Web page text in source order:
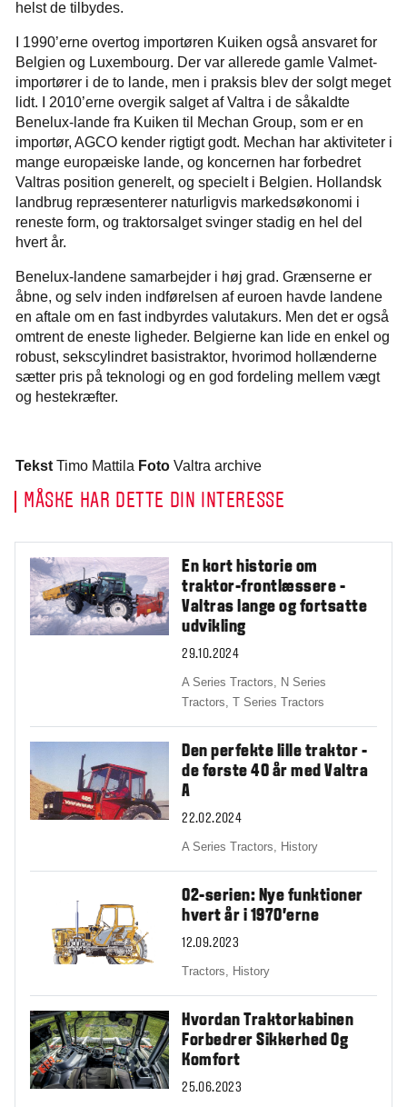
helst de tilbydes.
I 1990’erne overtog importøren Kuiken også ansvaret for
Belgien og Luxembourg. Der var allerede gamle Valmet-
importører i de to lande, men i praksis blev der solgt meget
lidt. I 2010’erne overgik salget af Valtra i de såkaldte
Benelux-lande fra Kuiken til Mechan Group, som er en
importør, AGCO kender rigtigt godt. Mechan har aktiviteter i
mange europæiske lande, og koncernen har forbedret
Valtras position generelt, og specielt i Belgien. Hollandsk
landbrug repræsenterer naturligvis markedsøkonomi i
reneste form, og traktorsalget svinger stadig en hel del
hvert år.
Benelux-landene samarbejder i høj grad. Grænserne er
åbne, og selv inden indførelsen af euroen havde landene
en aftale om en fast indbyrdes valutakurs. Men det er også
omtrent de eneste ligheder. Belgierne kan lide en enkel og
robust, sekscylindret basistraktor, hvorimod hollænderne
sætter pris på teknologi og en god fordeling mellem vægt
og hestekræfter.
TekstTimo Mattila FotoValtra archive
MÅSKE HAR DETTE DIN INTERESSE
En kort historie om
traktor-frontlæssere -
Valtras lange og fortsatte
udvikling
29.10.2024
A Series Tractors,
N Series
Tractors,T Series Tractors
Den perfekte lille traktor -
de første 40 år med Valtra
A
22.02.2024
A Series Tractors, History
02-serien: Nye funktioner
hvert år i 1970’erne
12.09.2023
Tractors, History
Hvordan Traktorkabinen
Forbedrer Sikkerhed Og
Komfort
25.06.2023